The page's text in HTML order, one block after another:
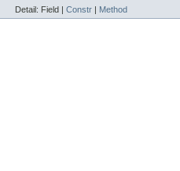
Detail: Field | Constr | Method